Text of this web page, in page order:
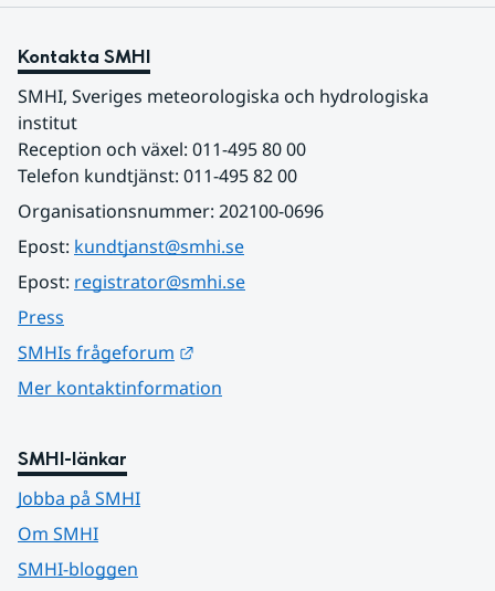
Kontakta SMHI
SMHI, Sveriges meteorologiska och hydrologiska
institut
Reception och växel: 011-495 80 00
Telefon kundtjänst: 011-495 82 00
Organisationsnummer: 202100-0696
Epost: kundtjanst@smhi.se
Epost: registrator@smhi.se
Press
SMHIs frågeforum
Mer kontaktinformation
SMHI-länkar
Jobba på SMHI
Om SMHI
SMHI-bloggen